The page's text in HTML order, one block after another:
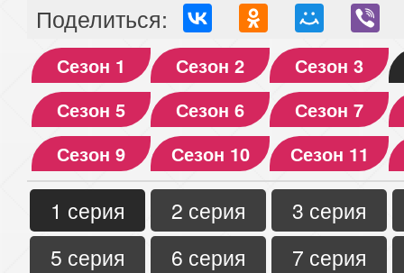
Поделиться:
Сезон 1 Сезон 2
Сезон 3
Сезон 5
Сезон 6
Сезон 7
Сезон 9
Сезон 10 Сезон 11
1 серия 2 серия
3 серия
5 серия
6 серия
7 серия